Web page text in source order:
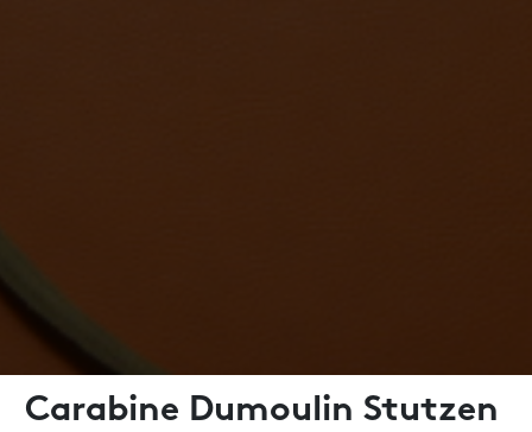
Carabine Dumoulin Stutzen